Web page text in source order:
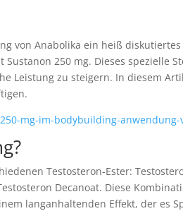
von Anabolika ein heiß
250 mg. Dieses spezielle
Leistung zu steigern. In diesem
mg-im-bodybuilding-
Testosteron-Ester:
Decanoat. Diese
langanhaltenden Effekt, der es